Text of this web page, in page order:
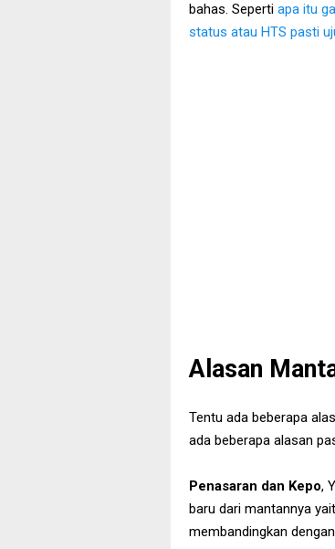
bahas. Seperti apa itu
status atau HTS pasti
Alasan
Tentu ada beberapa
ada beberapa alasan
Penasaran dan Kepo,
baru dari mantannya
membandingkan